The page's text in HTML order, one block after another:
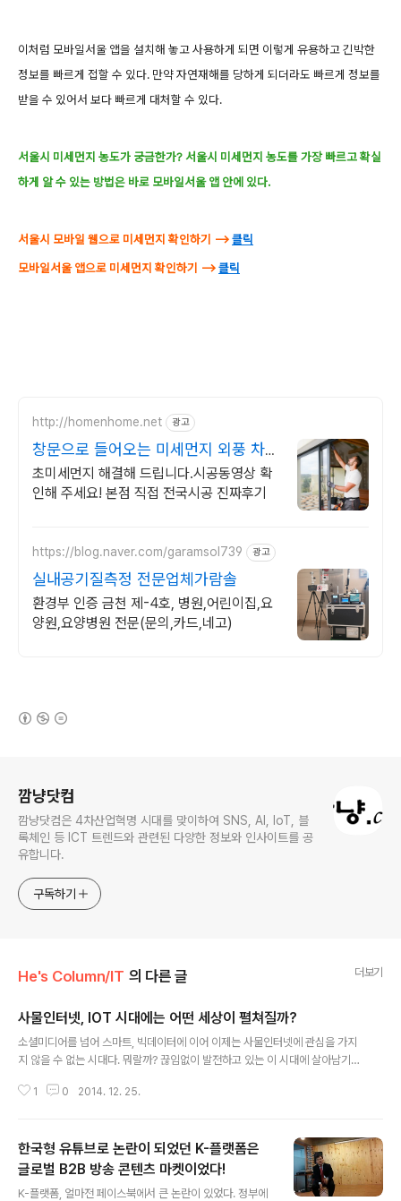
이처럼 모바일서울 앱을 설치해 놓고 사용하게 되면 이렇게 유용하고 긴박한
정보를 빠르게 접할 수 있다. 만약 자연재해를 당하게 되더라도 빠르게 정보를
받을 수 있어서 보다 빠르게 대처할 수 있다.
서울시 미세먼지 농도가 궁금한가? 서울시 미세먼지 농도를 가장 빠르고 확실
하게 알 수 있는 방법은 바로 모바일서울 앱 안에 있다.
서울시 모바일 웹으로 미세먼지 확인하기 -->클릭
모바일서울 앱으로 미세먼지 확인하기 -->클릭
http://homenhome.net 광고
창문으로 들어오는 미세먼지 외풍 차단
시공 전문 홈앤홈
초미세먼지 해결해 드립니다.시공동영상 확
인해 주세요! 본점 직접 전국시공 진짜후기
https://blog.naver.com/garamsol739 광고
실내공기질측정 전문업체가람솔
환경부 인증 금천 제-4호, 병원,어린이집,요
양원,요양병원 전문(문의,카드,네고)
깜냥닷컴
깜냥닷컴은 4차산업혁명 시대를 맞이하여 SNS, AI, IoT, 블
록체인 등 ICT 트렌드와 관련된 다양한 정보와 인사이트를 공
유합니다.
구독하기
He's Column/IT 의 다른 글 더보기
사물인터넷, IOT 시대에는 어떤 세상이 펼쳐질까?
소셜미디어를 넘어 스마트, 빅데이터에 이어 이제는 사물인터넷에 관심을 가지
지 않을 수 없는 시대다. 뭐랄까? 끊임없이 발전하고 있는 이 시대에 살아남기
는 이러한 변화를 이끄는 이들이 대단하다는 생각도 든다. 이렇게 따라가기도
터넷[ internet of things ]생활 속 사물들을 유무선 네트워크로 연결해 정보
를 공유하는 환경가전제품, 전자기기뿐만 아니라 헬스케어, 원격검침, 스마트
홈, 스마트카 등 다양한 분야에서 사물을 네트워크로 연결해 정보를 공유할 수 ..
1 0 2014. 12. 25.
한국형 유튜브로 논란이 되었던 K-플랫폼은
글로벌 B2B 방송 콘텐츠 마켓이었다!
K-플랫폼, 얼마전 페이스북에서 큰 논란이 있었다. 정부에